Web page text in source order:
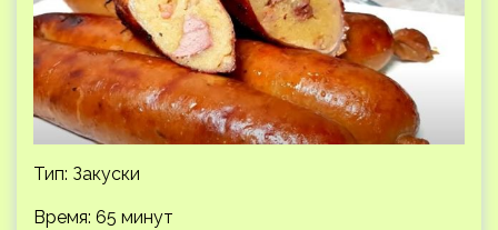
Тип: Закуски
Время: 65 минут